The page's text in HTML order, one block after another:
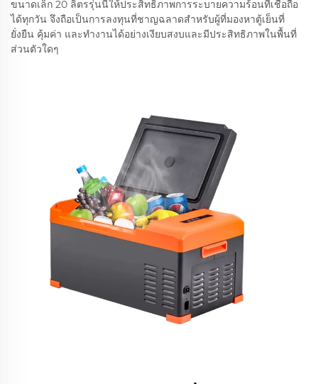
ขนาดเล็ก 20 ลิตรรุ่นนี้ให้ประสิทธิภาพการระบายความร้อนที่เชื่อถือ
ได้ทุกวัน จึงถือเป็นการลงทุนที่ชาญฉลาดสำหรับผู้ที่มองหาตู้เย็นที่
ยั่งยืน คุ้มค่า และทำงานได้อย่างเงียบสงบและมีประสิทธิภาพในพื้นที่
ส่วนตัวใดๆ